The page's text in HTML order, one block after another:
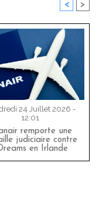
< >
24 Juillet 2026 -
12:01
remporte une
judiciaire contre
en Irlande